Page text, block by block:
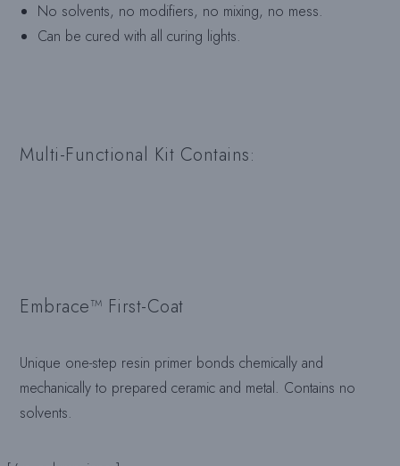
No solvents, no modifiers, no mixing, no mess.
Can be cured with all curing lights.
Multi-Functional Kit Contains:
Embrace™ First-Coat
Unique one-step resin primer bonds chemically and
mechanically to prepared ceramic and metal. Contains no
solvents.